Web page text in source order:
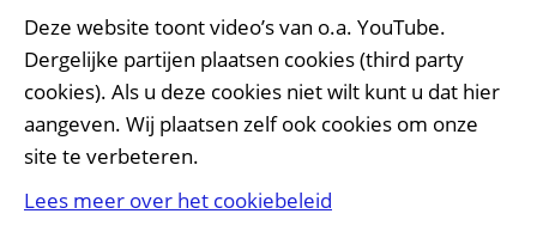
Strategic programs
Research groups
Researchers
Research technologies
Mijn patiënt verwijzen
Deze website toont video’s van o.a. YouTube.
Dergelijke partijen plaatsen cookies (third party
cookies). Als u deze cookies niet wilt kunt u dat hier
aangeven. Wij plaatsen zelf ook cookies om onze
site te verbeteren.
Lees meer over het cookiebeleid